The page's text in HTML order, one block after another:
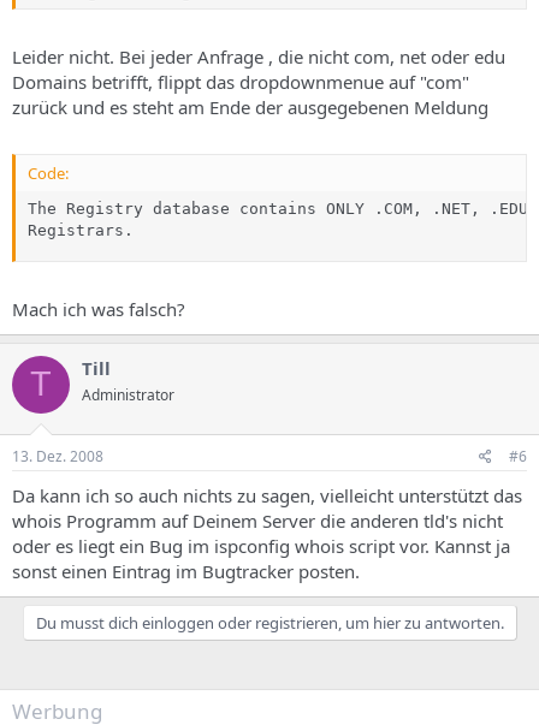
Leider nicht. Bei jeder Anfrage , die nicht com, net oder edu
Domains betrifft, flippt das dropdownmenue auf "com"
zurück und es steht am Ende der ausgegebenen Meldung
Code:
The Registry database contains ONLY .COM, .NET, .EDU
Registrars.
Mach ich was falsch?
T Till
Administrator
13. Dez. 2008 #6
Da kann ich so auch nichts zu sagen, vielleicht unterstützt das
whois Programm auf Deinem Server die anderen tld's nicht
oder es liegt ein Bug im ispconfig whois script vor. Kannst ja
sonst einen Eintrag im Bugtracker posten.
Du musst dich einloggen oder registrieren, um hier zu antworten.
Werbung